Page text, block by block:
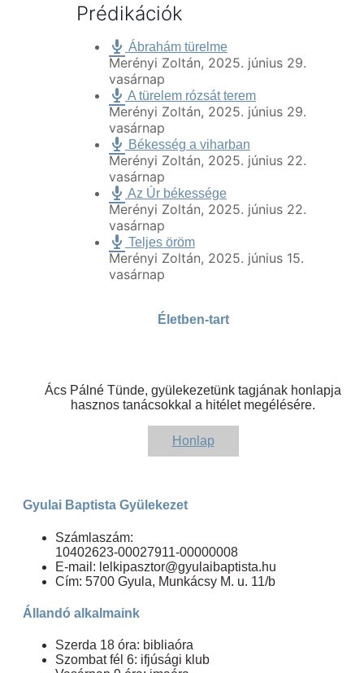
Prédikációk
Ábrahám türelme
Merényi Zoltán, 2025. június 29.
vasárnap
A türelem rózsát terem
Merényi Zoltán, 2025. június 29.
vasárnap
Békesség a viharban
Merényi Zoltán, 2025. június 22.
vasárnap
Az Úr békessége
Merényi Zoltán, 2025. június 22.
vasárnap
Teljes öröm
Merényi Zoltán, 2025. június 15.
vasárnap
Életben-tart
Ács Pálné Tünde, gyülekezetünk tagjának honlapja
hasznos tanácsokkal a hitélet megélésére.
Honlap
Gyulai Baptista Gyülekezet
Számlaszám:
10402623-00027911-00000008
E-mail: lelkipasztor@gyulaibaptista.hu
Cím: 5700 Gyula, Munkácsy M. u. 11/b
Állandó alkalmaink
Szerda 18 óra: bibliaóra
Szombat fél 6: ifjúsági klub